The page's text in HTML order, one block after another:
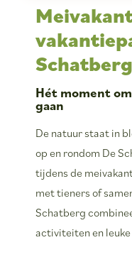
Schatberg
Hét moment
gaan
De natuur staat in
op en rondom De
tijdens de
met tieners of
Schatberg
activiteiten en